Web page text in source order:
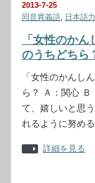
2013-7-25
同音異義語 日本語
「女性のか
のうちどちら
「女性のかんし
ら？ Ａ：関心
て、嬉しいと思
れるように努め
詳細を見る